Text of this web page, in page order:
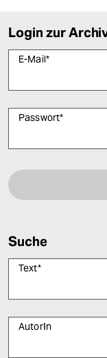
Login zur
E-Mail*
Passwort*
Suche
Text*
AutorIn